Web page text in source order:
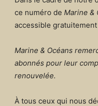
ce numéro de Marine &
accessible
Marine & Océans
abonnés pour leur
renouvelée.
À tous ceux qui nous